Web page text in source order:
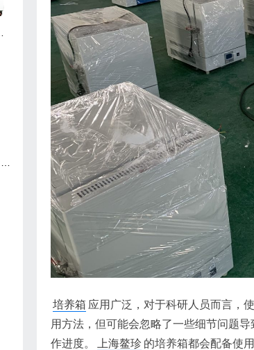
培养箱 应用广泛，对于科研人员而言，
用方法，但可能会忽略了一些细节问题
作进度。
上海鳌珍 的培养箱都会配备使